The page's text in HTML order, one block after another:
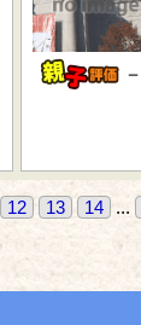
－
12 13 14 ...